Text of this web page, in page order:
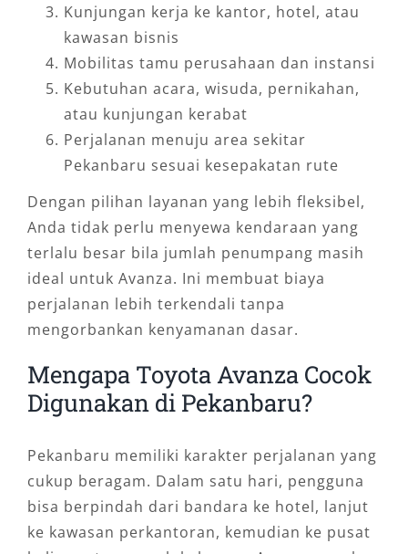
Kunjungan kerja ke kantor, hotel, atau
kawasan bisnis
Mobilitas tamu perusahaan dan instansi
Kebutuhan acara, wisuda, pernikahan,
atau kunjungan kerabat
Perjalanan menuju area sekitar
Pekanbaru sesuai kesepakatan rute
Dengan pilihan layanan yang lebih fleksibel,
Anda tidak perlu menyewa kendaraan yang
terlalu besar bila jumlah penumpang masih
ideal untuk Avanza. Ini membuat biaya
perjalanan lebih terkendali tanpa
mengorbankan kenyamanan dasar.
Mengapa Toyota Avanza Cocok
Digunakan di Pekanbaru?
Pekanbaru memiliki karakter perjalanan yang
cukup beragam. Dalam satu hari, pengguna
bisa berpindah dari bandara ke hotel, lanjut
ke kawasan perkantoran, kemudian ke pusat